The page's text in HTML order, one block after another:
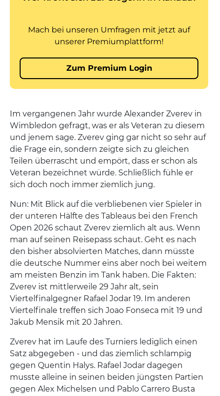
Im vergangenen Jahr wurde Alexander Zverev in
Wimbledon gefragt, was er als Veteran zu diesem
und jenem sage. Zverev ging gar nicht so sehr auf
die Frage ein, sondern zeigte sich zu gleichen
Teilen überrascht und empört, dass er schon als
Veteran bezeichnet würde. Schließlich fühle er
sich doch noch immer ziemlich jung.
Nun: Mit Blick auf die verbliebenen vier Spieler in
der unteren Hälfte des Tableaus bei den French
Open 2026 schaut Zverev ziemlich alt aus. Wenn
man auf seinen Reisepass schaut. Geht es nach
den bisher absolvierten Matches, dann müsste
die deutsche Nummer eins aber noch bei weitem
am meisten Benzin im Tank haben. Die Fakten:
Zverev ist mittlerweile 29 Jahr alt, sein
Viertelfinalgegner Rafael Jodar 19. Im anderen
Viertelfinale treffen sich Joao Fonseca mit 19 und
Jakub Mensik mit 20 Jahren.
Zverev hat im Laufe des Turniers lediglich einen
Satz abgegeben - und das ziemlich schlampig
gegen Quentin Halys. Rafael Jodar dagegen
musste alleine in seinen beiden jüngsten Partien
gegen Alex Michelsen und Pablo Carrero Busta